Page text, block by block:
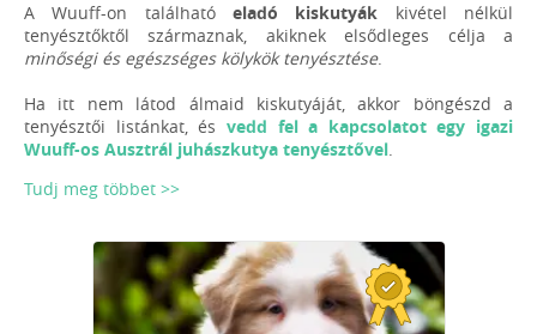
A Wuuff-on található eladó kiskutyák kivétel nélkül
tenyésztőktől származnak, akiknek elsődleges célja a
minőségi és egészséges kölykök tenyésztése.
Ha itt nem látod álmaid kiskutyáját, akkor böngészd a
tenyésztői listánkat, és vedd fel a kapcsolatot egy igazi
Wuuff-os Ausztrál juhászkutya tenyésztővel.
Tudj meg többet >>